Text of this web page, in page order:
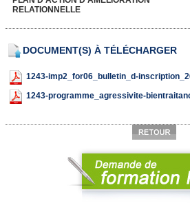
RELATIONNELLE
DOCUMENT(S) À TÉLÉCHARGER
1243-imp2_for06_bulletin_d-
1243-programme_agressivite-